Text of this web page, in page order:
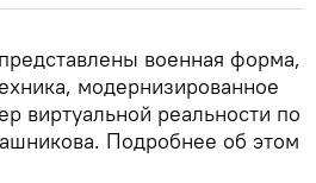
военная форма,
модернизированное
виртуальной реальности по
Подробнее об этом